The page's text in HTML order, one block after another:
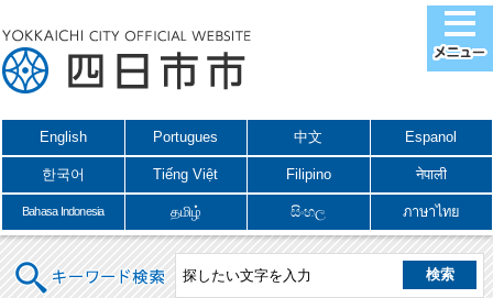
English Portugues 中文 Espanol
한국어 Tiếng Việt Filipino नेपाली
Bahasa Indonesia தமிழ் සිංහල ภาษาไทย
キーワード検索